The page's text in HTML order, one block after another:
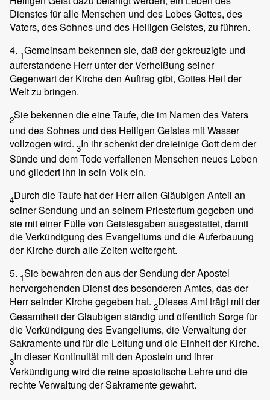
Dienstes für alle Menschen und des Lobes Gottes, des
Vaters, des Sohnes und des Heiligen Geistes, zu führen.
4. 1Gemeinsam bekennen sie, daß der gekreuzigte und
auferstandene Herr unter der Verheißung seiner
Gegenwart der Kirche den Auftrag gibt, Gottes Heil der
Welt zu bringen.
2Sie bekennen die eine Taufe, die im Namen des Vaters
und des Sohnes und des Heiligen Geistes mit Wasser
vollzogen wird. 3In ihr schenkt der dreieinige Gott dem der
Sünde und dem Tode verfallenen Menschen neues Leben
und gliedert ihn in sein Volk ein.
4Durch die Taufe hat der Herr allen Gläubigen Anteil an
seiner Sendung und an seinem Priestertum gegeben und
sie mit einer Fülle von Geistesgaben ausgestattet, damit
die Verkündigung des Evangeliums und die Auferbauung
der Kirche durch alle Zeiten weitergeht.
5. 1Sie bewahren den aus der Sendung der Apostel
hervorgehenden Dienst des besonderen Amtes, das der
Herr seinder Kirche gegeben hat. 2Dieses Amt trägt mit der
Gesamtheit der Gläubigen ständig und öffentlich Sorge für
die Verkündigung des Evangeliums, die Verwaltung der
Sakramente und für die Leitung und die Einheit der Kirche.
3In dieser Kontinuität mit den Aposteln und ihrer
Verkündigung wird die reine apostolische Lehre und die
rechte Verwaltung der Sakramente gewahrt.